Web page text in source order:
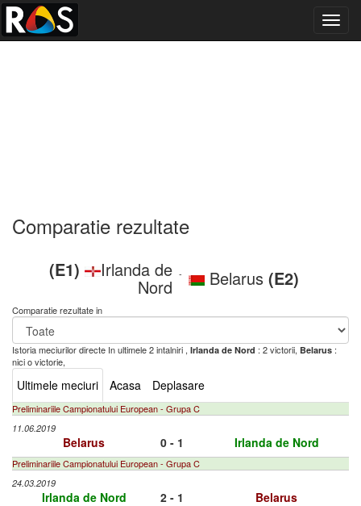
Comparatie rezultate
(E1) Irlanda de
Nord
- Belarus (E2)
Comparatie rezultate in
Istoria meciurilor directe In ultimele 2 intalniri , Irlanda de Nord : 2 victorii, Belarus :
nici o victorie,
Ultimele meciuri Acasa Deplasare
Preliminariile Campionatului European - Grupa C
11.06.2019
Belarus 0 - 1 Irlanda de Nord
Preliminariile Campionatului European - Grupa C
24.03.2019
Irlanda de Nord 2 - 1 Belarus